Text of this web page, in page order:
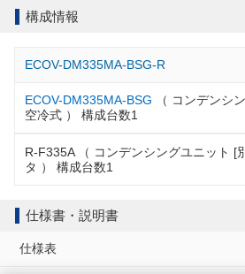
構成情報
ECOV-DM335MA-BSG-R
ECOV-DM335MA-BSG
（ コンデンシ
空冷式 ） 構成台数1
R-F335A （ コンデンシングユニット [
タ ） 構成台数1
仕様書・説明書
仕様表